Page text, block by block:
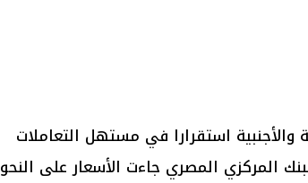
استقرارا في مستهل التعاملات
المركزي المصري جاءت الأسعار على النحو